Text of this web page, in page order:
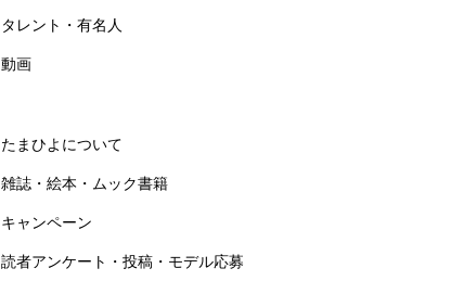
タレント・有名人
動画
たまひよについて
雑誌・絵本・ムック書籍
キャンペーン
読者アンケート・投稿・モデル応募